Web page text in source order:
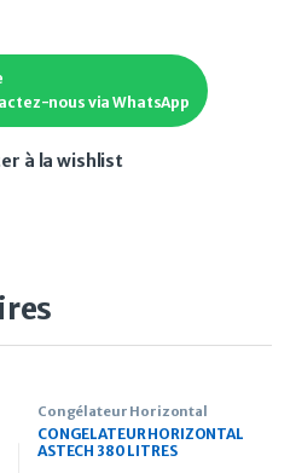
nous via WhatsApp
à la wishlist
Congélateur Horizontal
CONGELATEUR HORIZONTAL
ASTECH 380 LITRES